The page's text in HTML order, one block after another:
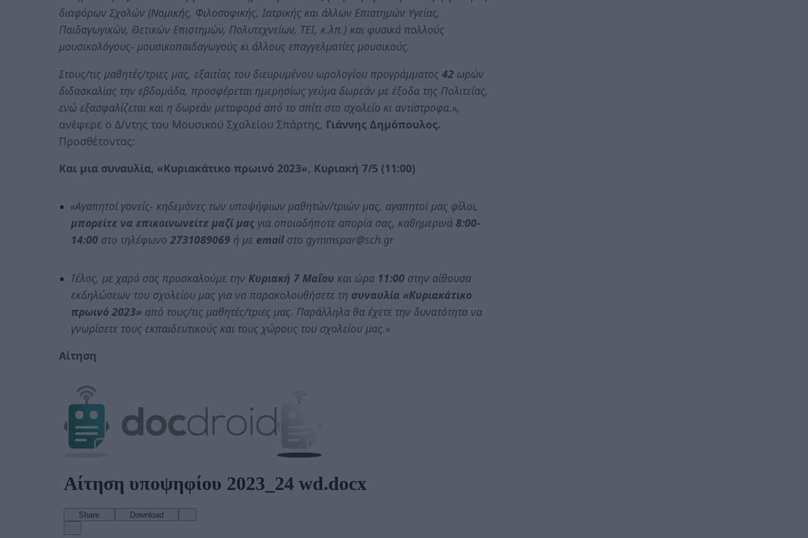
διαφόρων Σχολών (Νομικής, Φιλοσοφικής, Ιατρικής και άλλων Επιστημών Υγείας,
Παιδαγωγικών, Θετικών Επιστημών, Πολυτεχνείων, ΤΕΙ, κ.λπ.) και φυσικά πολλούς
μουσικολόγους- μουσικοπαιδαγωγούς κι άλλους επαγγελματίες μουσικούς.
Στους/τις μαθητές/τριες μας, εξαιτίας του διευρυμένου ωρολογίου προγράμματος 42 ωρών
διδασκαλίας την εβδομάδα, προσφέρεται ημερησίως γεύμα δωρεάν με έξοδα της Πολιτείας,
ενώ εξασφαλίζεται και η δωρεάν μεταφορά από το σπίτι στο σχολείο κι αντίστροφα.»,
ανέφερε ο Δ/ντης του Μουσικού Σχολείου Σπάρτης, Γιάννης Δημόπουλος.
Προσθέτοντας:
Και μια συναυλία, «Κυριακάτικο πρωινό 2023», Κυριακή 7/5 (11:00)
«Αγαπητοί γονείς- κηδεμόνες των υποψήφιων μαθητών/τριών μας, αγαπητοί μας φίλοι,
μπορείτε να επικοινωνείτε μαζί μαςγια οποιαδήποτε απορία σας, καθημερινά 8:00-
14:00στο τηλέφωνο 2731089069 ή με email στο gymmspar@sch.gr
Τέλος, με χαρά σας προσκαλούμε την Κυριακή 7 Μαΐου και ώρα 11:00στην αίθουσα
εκδηλώσεων του σχολείου μας για να παρακολουθήσετε τη συναυλία «Κυριακάτικο
πρωινό 2023» από τους/τις μαθητές/τριες μας. Παράλληλα θα έχετε την δυνατότητα να
γνωρίσετε τους εκπαιδευτικούς και τους χώρους του σχολείου μας.»
Αίτηση